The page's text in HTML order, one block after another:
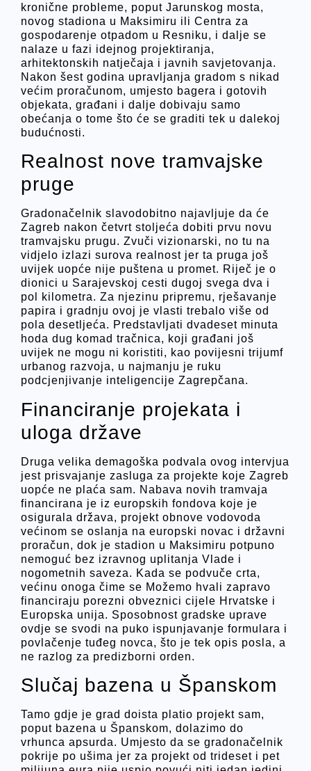
kronične probleme, poput Jarunskog mosta,
novog stadiona u Maksimiru ili Centra za
gospodarenje otpadom u Resniku, i dalje se
nalaze u fazi idejnog projektiranja,
arhitektonskih natječaja i javnih savjetovanja.
Nakon šest godina upravljanja gradom s nikad
većim proračunom, umjesto bagera i gotovih
objekata, građani i dalje dobivaju samo
obećanja o tome što će se graditi tek u dalekoj
budućnosti.
Realnost nove tramvajske
pruge
Gradonačelnik slavodobitno najavljuje da će
Zagreb nakon četvrt stoljeća dobiti prvu novu
tramvajsku prugu. Zvuči vizionarski, no tu na
vidjelo izlazi surova realnost jer ta pruga još
uvijek uopće nije puštena u promet. Riječ je o
dionici u Sarajevskoj cesti dugoj svega dva i
pol kilometra. Za njezinu pripremu, rješavanje
papira i gradnju ovoj je vlasti trebalo više od
pola desetljeća. Predstavljati dvadeset minuta
hoda dug komad tračnica, koji građani još
uvijek ne mogu ni koristiti, kao povijesni trijumf
urbanog razvoja, u najmanju je ruku
podcjenjivanje inteligencije Zagrepčana.
Financiranje projekata i
uloga države
Druga velika demagoška podvala ovog intervjua
jest prisvajanje zasluga za projekte koje Zagreb
uopće ne plaća sam. Nabava novih tramvaja
financirana je iz europskih fondova koje je
osigurala država, projekt obnove vodovoda
većinom se oslanja na europski novac i državni
proračun, dok je stadion u Maksimiru potpuno
nemoguć bez izravnog uplitanja Vlade i
nogometnih saveza. Kada se podvuče crta,
većinu onoga čime se Možemo hvali zapravo
financiraju porezni obveznici cijele Hrvatske i
Europska unija. Sposobnost gradske uprave
ovdje se svodi na puko ispunjavanje formulara i
povlačenje tuđeg novca, što je tek opis posla, a
ne razlog za predizborni orden.
Slučaj bazena u Španskom
Tamo gdje je grad doista platio projekt sam,
poput bazena u Španskom, dolazimo do
vrhunca apsurda. Umjesto da se gradonačelnik
pokrije po ušima jer za projekt od trideset i pet